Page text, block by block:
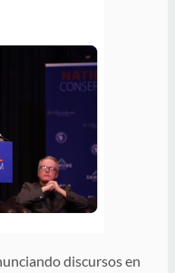
discursos en